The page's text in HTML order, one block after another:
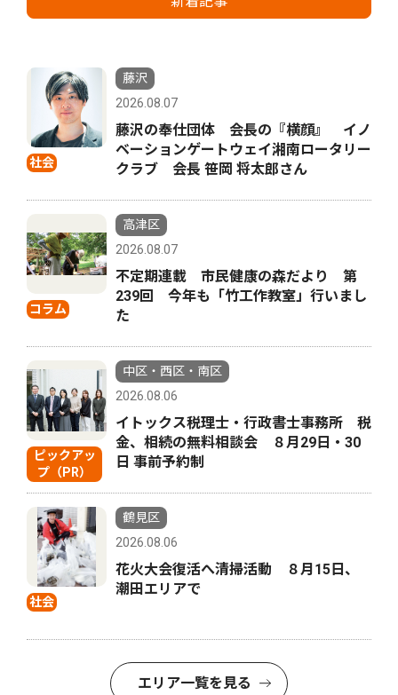
社会
藤沢
2026.08.07
藤沢の奉仕団体 会長の『横顔』 イノ
ベーションゲートウェイ湘南ロータリー
クラブ 会長 笹岡 将太郎さん
コラム
高津区
2026.08.07
不定期連載 市民健康の森だより 第
239回 今年も「竹工作教室」行いまし
た
ピックアッ
プ（PR）
中区・西区・南区
2026.08.06
イトックス税理士・行政書士事務所 税
金、相続の無料相談会 ８月29日・30
日 事前予約制
社会
鶴見区
2026.08.06
花火大会復活へ清掃活動 ８月15日、
潮田エリアで
エリア一覧を見る